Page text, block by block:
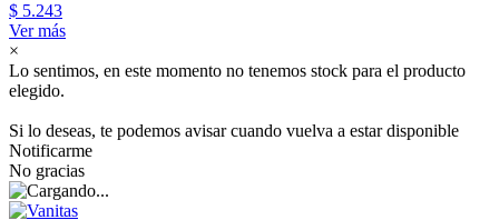
$ 5.243
Ver más
×
Lo sentimos, en este momento no tenemos stock para el producto
elegido.
Si lo deseas, te podemos avisar cuando vuelva a estar disponible
Notificarme
No gracias